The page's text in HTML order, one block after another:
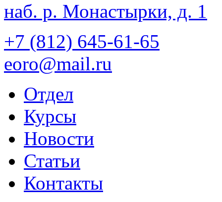
наб. р. Монастырки, д. 1
+7 (812) 645-61-65
eoro@mail.ru
Отдел
Курсы
Новости
Статьи
Контакты